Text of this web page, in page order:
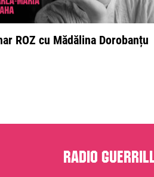
ROZ cu Mădălina Dorobanțu
Radio